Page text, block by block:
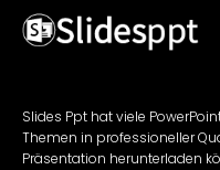
Slides Ppt hat viele
Themen in professioneller
Präsentation herunterladen